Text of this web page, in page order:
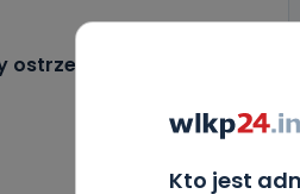
Kto jest
ostrzegają. Marznące